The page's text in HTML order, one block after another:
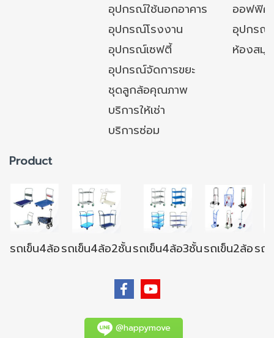
อุปกรณ์ใช้นอกอาคาร
ออฟฟิศ/
อุปกรณ์โรงงาน
อุปกรณ์
อุปกรณ์เซฟตี้
ห้องสมุ
อุปกรณ์จัดการขยะ
ชุดลูกล้อคุณภาพ
บริการให้เช่า
บริการซ่อม
Product
รถเข็น4ล้อรถเข็น4ล้อ2ชั้นรถเข็น4ล้อ3ชั้นรถเข็น2ล้อรถ
@happymove